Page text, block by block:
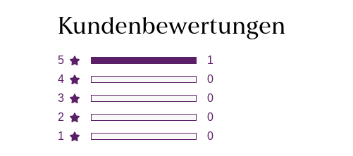
Kundenbewertungen
5
4
3
2
1
1
0
0
0
0